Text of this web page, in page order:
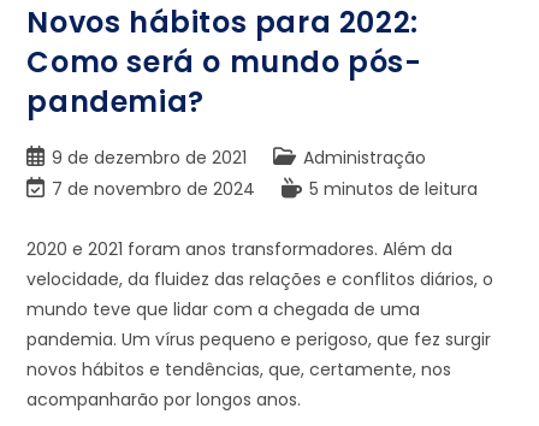
Novos hábitos para 2022:
Como será o mundo pós-
pandemia?
9 de dezembro de 2021
Administração
7 de novembro de 2024
5 minutos de leitura
2020 e 2021 foram anos transformadores. Além da
velocidade, da fluidez das relações e conflitos diários, o
mundo teve que lidar com a chegada de uma
pandemia. Um vírus pequeno e perigoso, que fez surgir
novos hábitos e tendências, que, certamente, nos
acompanharão por longos anos.